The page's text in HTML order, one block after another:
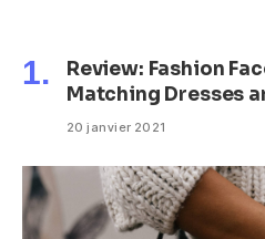
Review: Fashion
Matching Dresses
20 janvier 2021